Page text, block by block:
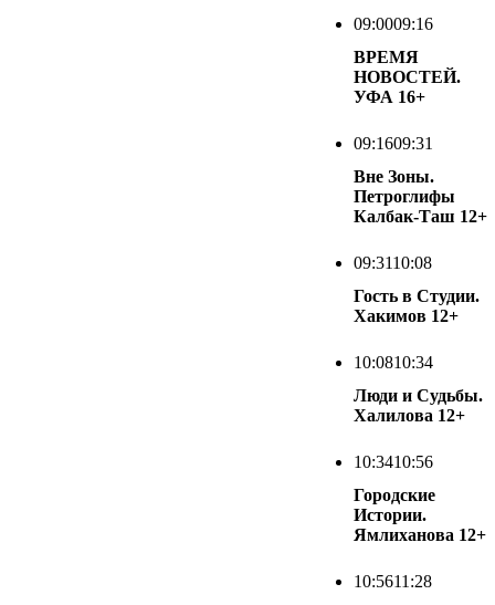
09:0009:16
ВРЕМЯ
НОВОСТЕЙ.
УФА 16+
09:1609:31
Вне Зоны.
Петроглифы
Калбак-Таш 12+
09:3110:08
Гость в Студии.
Хакимов 12+
10:0810:34
Люди и Судьбы.
Халилова 12+
10:3410:56
Городские
Истории.
Ямлиханова 12+
10:5611:28